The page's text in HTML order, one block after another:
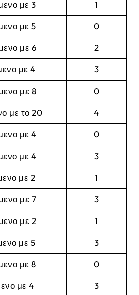
με 3 1
με 5 0
με 6 2
με 4 3
με 8 0
με το 20 4
με 4 0
με 4 3
με 2 1
με 7 3
με 2 1
με 5 3
με 8 0
με 4 3